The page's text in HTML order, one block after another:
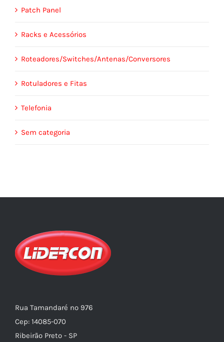
Patch Panel
Racks e Acessórios
Roteadores/Switches/Antenas/Conversores
Rotuladores e Fitas
Telefonia
Sem categoria
Rua Tamandaré nº 976
Cep: 14085-070
Ribeirão Preto - SP